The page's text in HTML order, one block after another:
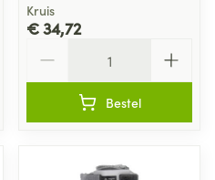
Kruis
€ 34,72
Bestel